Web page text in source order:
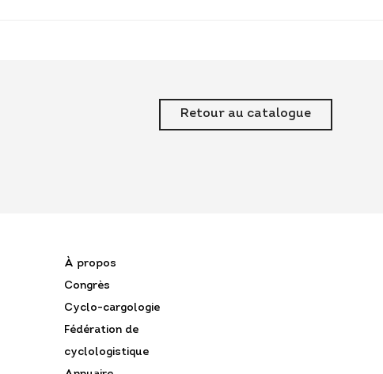
Retour au catalogue
À propos
Congrès
Cyclo-cargologie
Fédération de
cyclologistique